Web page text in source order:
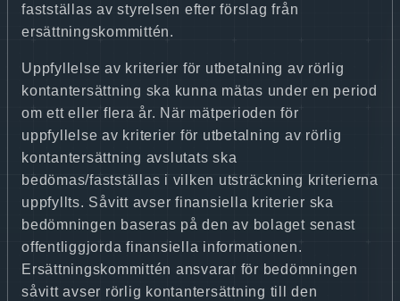
fastställas av styrelsen efter förslag från
ersättningskommittén.
Uppfyllelse av kriterier för utbetalning av rörlig
kontantersättning ska kunna mätas under en period
om ett eller flera år. När mätperioden för
uppfyllelse av kriterier för utbetalning av rörlig
kontantersättning avslutats ska
bedömas/fastställas i vilken utsträckning kriterierna
uppfyllts. Såvitt avser finansiella kriterier ska
bedömningen baseras på den av bolaget senast
offentliggjorda finansiella informationen.
Ersättningskommittén ansvarar för bedömningen
såvitt avser rörlig kontantersättning till den